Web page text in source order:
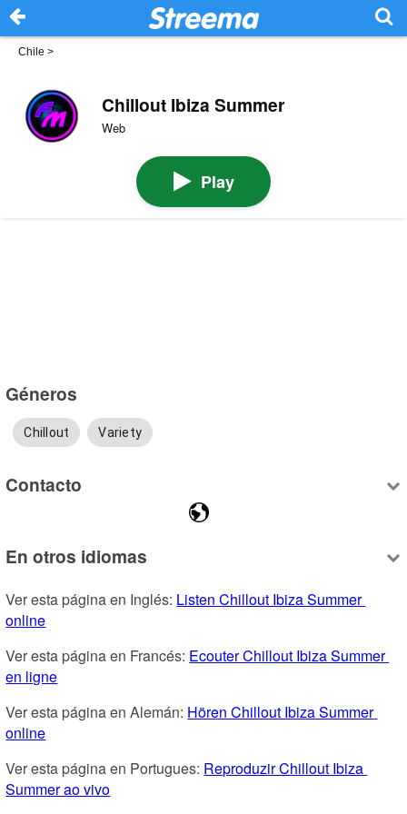
Chile >
Chillout Ibiza Summer
Web
Play
Géneros
Chillout Variety
Contacto
En otros idiomas
Ver esta página en Inglés: Listen Chillout Ibiza Summer
online
Ver esta página en Francés: Ecouter Chillout Ibiza Summer
en ligne
Ver esta página en Alemán: Hören Chillout Ibiza Summer
online
Ver esta página en Portugues: Reproduzir Chillout Ibiza
Summer ao vivo